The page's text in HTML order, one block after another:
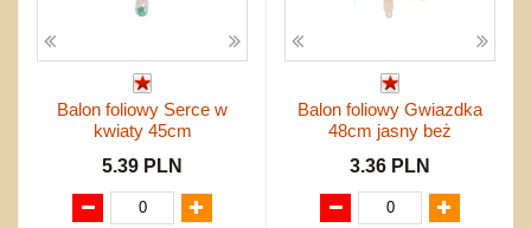
Balon foliowy Serce w
kwiaty 45cm
5.39 PLN
Balon foliowy Gwiazdka
48cm jasny beż
3.36 PLN